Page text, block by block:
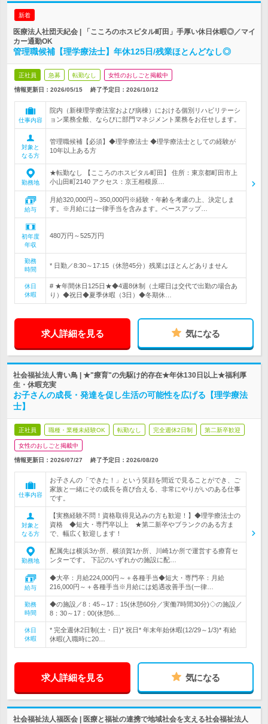
新着
医療法人社団天紀会 | 「こころのホスピタル町田」手厚い休日休暇◎／マイ
カー通勤OK
管理職候補【理学療法士】年休125日/残業ほとんどなし◎
正社員 急募 転勤なし 女性のおしごと掲載中
情報更新日：2026/05/15 終了予定日： 2026/10/12
仕事内容
院内（新棟理学療法室および病棟）における個別リハビリテーシ
ョン業務全般、ならびに部門マネジメント業務をお任せします。
対象と
なる方
管理職候補【必須】◆理学療法士 ◆理学療法士としての経験が
10年以上ある方
勤務地
★転勤なし 【こころのホスピタル町田】 住所：東京都町田市上
小山田町2140 アクセス：京王相模原…
給与
月給320,000円～350,000円※経験・年齢を考慮の上、決定しま
す。※月給には一律手当を含みます。ベースアップ…
初年度
年収
480万円～525万円
勤務
時間
* 日勤／8:30～17:15（休憩45分）残業はほとんどありません
休日
休暇
# ★年間休日125日★◆4週8休制（土曜日は交代で出勤の場合あ
り）◆祝日◆夏季休暇（3日）◆冬期休…
求人詳細を見る 気になる
社会福祉法人青い鳥 | ★"療育"の先駆け的存在★年休130日以上★福利厚
生・休暇充実
お子さんの成長・発達を促し生活の可能性を広げる【理学療法
士】
正社員 職種・業種未経験OK 転勤なし 完全週休2日制 第二新卒歓迎
女性のおしごと掲載中
情報更新日：2026/07/27 終了予定日： 2026/08/20
仕事内容
お子さんの「できた！」という笑顔を間近で見ることができ、ご
家族と一緒にその成長を喜び合える、非常にやりがいのある仕事
です。
対象と
なる方
【実務経験不問！資格取得見込みの方も歓迎！】◆理学療法士の
資格 ◆短大・専門卒以上 ★第二新卒やブランクのある方ま
で、幅広く歓迎します！
勤務地
配属先は横浜3か所、横須賀1か所、川崎1か所で運営する療育セ
ンターです。 下記のいずれかの施設に配…
給与
◆大卒：月給224,000円～＋各種手当◆短大・専門卒：月給
216,000円～＋各種手当※月給には処遇改善手当(一律…
勤務
時間
◆の施設／8：45～17：15(休憩60分／実働7時間30分)◇の施設／
8：30～17：00(休憩6…
休日
休暇
* 完全週休2日制(土・日)* 祝日* 年末年始休暇(12/29～1/3)* 有給
休暇(入職時に20…
求人詳細を見る 気になる
社会福祉法人福医会 | 医療と福祉の連携で地域社会を支える社会福祉法人